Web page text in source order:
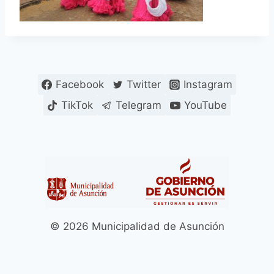
Facebook Twitter
Instagram
TikTok
Telegram YouTube
© 2026 Municipalidad de Asunción